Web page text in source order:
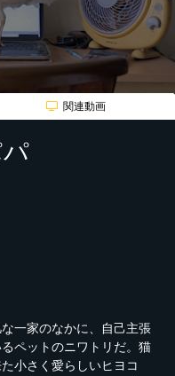
関連動画
一家のなかに、自己主張
ペットのニワトリだ。猫
小さく愛らしいヒヨコ